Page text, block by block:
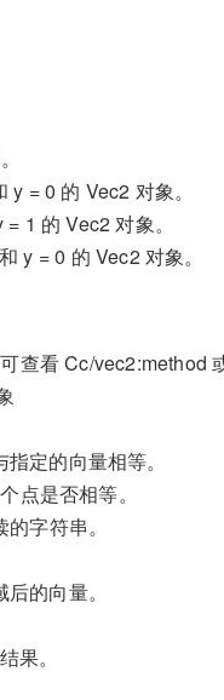
y = 0 的 Vec2 对象。
1 的 Vec2 对象。
y = 0 的 Vec2 对象。
查看 Cc/vec2:method
定的向量相等。
点是否相等。
字符串。
的向量。
果。